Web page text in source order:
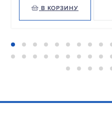
В КОРЗИНУ